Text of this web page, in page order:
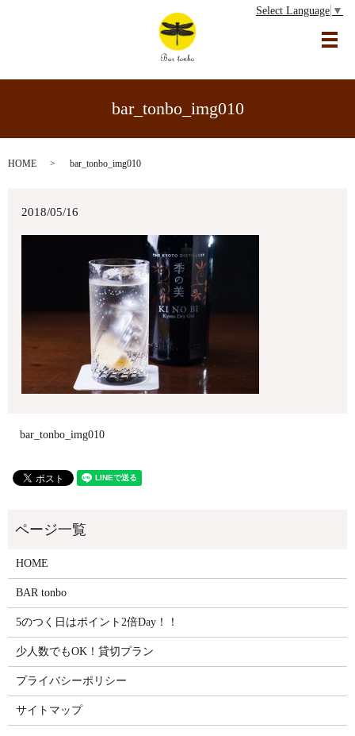
Select Language ▼
メ
bar_tonbo_img010
HOME bar_tonbo_img010
2018/05/16
bar_tonbo_img010
HOME
BAR tonbo
5のつく日はポイント2倍Day！！
少人数でもOK！貸切プラン
プライバシーポリシー
サイトマップ